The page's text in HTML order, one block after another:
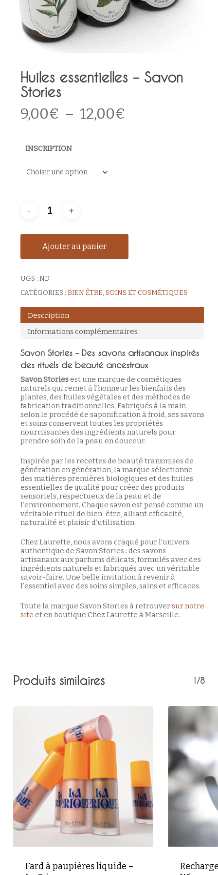
Votre panier est vide.
Huiles essentielles – Savon
Stories
9,00€ – 12,00€
INSCRIPTION
Ajouter au panier
UGS : ND
CATÉGORIES : BIEN ÊTRE, SOINS ET COSMÉTIQUES
Description
Informations complémentaires
Savon Stories – Des savons artisanaux inspirés
des rituels de beauté ancestraux
Savon Storiesest une marque de cosmétiques
naturels qui remet à l’honneur les bienfaits des
plantes, des huiles végétales et des méthodes de
fabrication traditionnelles. Fabriqués à la main
selon le procédé de saponification à froid, ses savons
et soins conservent toutes les propriétés
nourrissantes des ingrédients naturels pour
prendre soin de la peau en douceur.
Inspirée par les recettes de beauté transmises de
génération en génération, la marque sélectionne
des matières premières biologiques et des huiles
essentielles de qualité pour créer des produits
sensoriels, respectueux de la peau et de
l’environnement. Chaque savon est pensé comme un
véritable rituel de bien-être, alliant efficacité,
naturalité et plaisir d’utilisation.
Chez Laurette, nous avons craqué pour l’univers
authentique de Savon Stories : des savons
artisanaux aux parfums délicats, formulés avec des
ingrédients naturels et fabriqués avec un véritable
savoir-faire. Une belle invitation à revenir à
l’essentiel avec des soins simples, sains et efficaces.
Toute la marque Savon Stories à retrouversur notre
site et en boutique Chez Laurette à Marseille.
Produits similaires 1/8
Fard à paupières liquide –